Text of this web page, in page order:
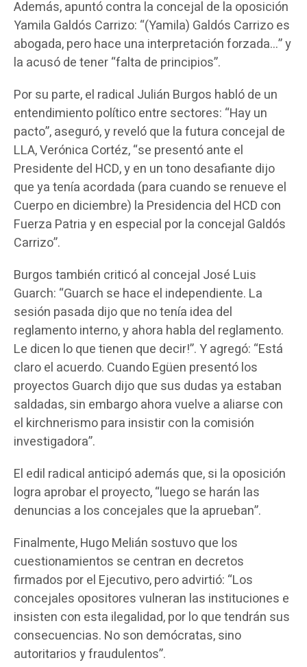
Además, apuntó contra la concejal de la oposición
Yamila Galdós Carrizo: “(Yamila) Galdós Carrizo es
abogada, pero hace una interpretación forzada…” y
la acusó de tener “falta de principios”.
Por su parte, el radical Julián Burgos habló de un
entendimiento político entre sectores: “Hay un
pacto”, aseguró, y reveló que la futura concejal de
LLA, Verónica Cortéz, “se presentó ante el
Presidente del HCD, y en un tono desafiante dijo
que ya tenía acordada (para cuando se renueve el
Cuerpo en diciembre) la Presidencia del HCD con
Fuerza Patria y en especial por la concejal Galdós
Carrizo”.
Burgos también criticó al concejal José Luis
Guarch: “Guarch se hace el independiente. La
sesión pasada dijo que no tenía idea del
reglamento interno, y ahora habla del reglamento.
Le dicen lo que tienen que decir!”. Y agregó: “Está
claro el acuerdo. Cuando Egüen presentó los
proyectos Guarch dijo que sus dudas ya estaban
saldadas, sin embargo ahora vuelve a aliarse con
el kirchnerismo para insistir con la comisión
investigadora”.
El edil radical anticipó además que, si la oposición
logra aprobar el proyecto, “luego se harán las
denuncias a los concejales que la aprueban”.
Finalmente, Hugo Melián sostuvo que los
cuestionamientos se centran en decretos
firmados por el Ejecutivo, pero advirtió: “Los
concejales opositores vulneran las instituciones e
insisten con esta ilegalidad, por lo que tendrán sus
consecuencias. No son demócratas, sino
autoritarios y fraudulentos”.